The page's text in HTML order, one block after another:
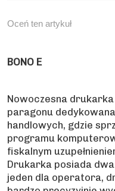
Oceń ten artykuł
BONO E
Nowoczesna
paragonu
handlowych, gdzie
programu
fiskalnym
Drukarka posiada
jeden dla operatora,